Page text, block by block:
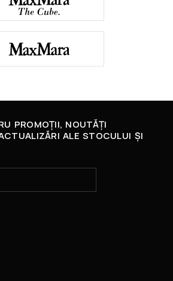
PROMOȚII, NOUTĂȚI
ALE STOCULUI ȘI